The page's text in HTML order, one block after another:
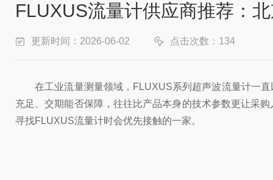
FLUXUS流量计供应商推荐：
更新时间：2026-06-02 点击次数：134
在工业流量测量领域，FLUXUS系列超声波流量计一直
充足、交期能否保障，往往比产品本身的技术参数更让采
寻找FLUXUS流量计时会优先接触的一家。